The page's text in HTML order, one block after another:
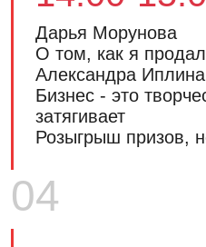
Дарья Морунова
О том, как я
Александра Иплина
Бизнес - это
затягивает
Розыгрыш призов,
04